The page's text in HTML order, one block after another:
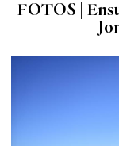
FOTOS |